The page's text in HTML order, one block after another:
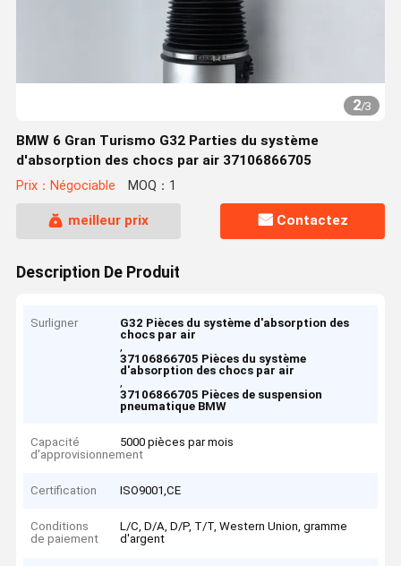
2/3
BMW 6 Gran Turismo G32 Parties du système
d'absorption des chocs par air 37106866705
Prix：Négociable MOQ：1
meilleur prix Contactez
Description De Produit
Surligner
G32 Pièces du système d'absorption des
chocs par air
,
37106866705 Pièces du système
d'absorption des chocs par air
,
37106866705 Pièces de suspension
pneumatique BMW
Capacité
d'approvisionnement
5000 pièces par mois
Certification ISO9001,CE
Conditions
de paiement
L/C, D/A, D/P, T/T, Western Union, gramme
d'argent